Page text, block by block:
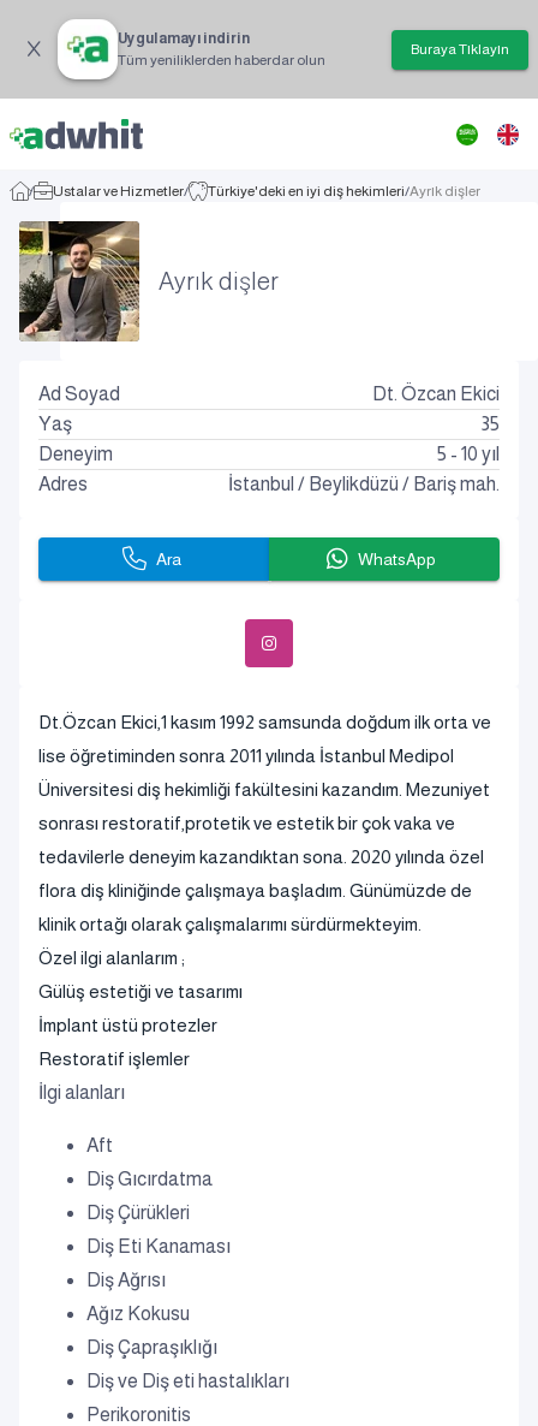
Uygulamayı indirin
Tüm yeniliklerden haberdar olun
Buraya Tıklayın
/ Ustalar ve Hizmetler/ Türkiye'deki en iyi diş hekimleri/Ayrık dişler
Ayrık dişler
Dt.Özcan Ekici,1 kasım 1992 samsunda doğdum ilk orta ve
lise öğretiminden sonra 2011 yılında İstanbul Medipol
Üniversitesi diş hekimliği fakültesini kazandım. Mezuniyet
sonrası restoratif,protetik ve estetik bir çok vaka ve
tedavilerle deneyim kazandıktan sona. 2020 yılında özel
flora diş kliniğinde çalışmaya başladım. Günümüzde de
klinik ortağı olarak çalışmalarımı sürdürmekteyim.
Özel ilgi alanlarım ;
Gülüş estetiği ve tasarımı
İmplant üstü protezler
Restoratif işlemler
İlgi alanları
Aft
Diş Gıcırdatma
Diş Çürükleri
Diş Eti Kanaması
Diş Ağrısı
Ağız Kokusu
Diş Çapraşıklığı
Diş ve Diş eti hastalıkları
Perikoronitis
Ad Soyad
Dt. Özcan Ekici
Yaş
35
Deneyim
5 - 10 yıl
Adres
İstanbul / Beylikdüzü / Bariş mah.
Ara WhatsApp